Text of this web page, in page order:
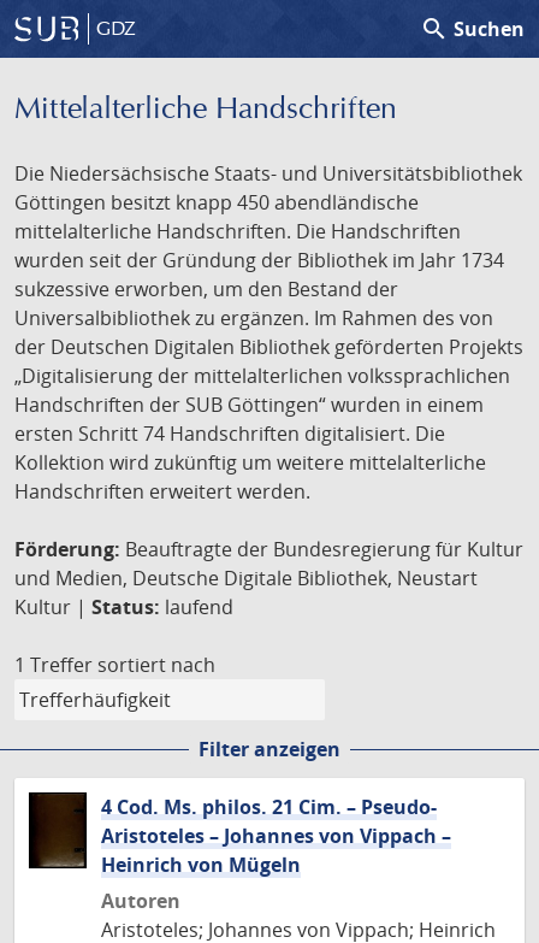
GDZ search Suchen
Mittelalterliche Handschriften
Die Niedersächsische Staats- und Universitätsbibliothek
Göttingen besitzt knapp 450 abendländische
mittelalterliche Handschriften. Die Handschriften
wurden seit der Gründung der Bibliothek im Jahr 1734
sukzessive erworben, um den Bestand der
Universalbibliothek zu ergänzen. Im Rahmen des von
der Deutschen Digitalen Bibliothek geförderten Projekts
„Digitalisierung der mittelalterlichen volkssprachlichen
Handschriften der SUB Göttingen“ wurden in einem
ersten Schritt 74 Handschriften digitalisiert. Die
Kollektion wird zukünftig um weitere mittelalterliche
Handschriften erweitert werden.
Förderung: Beauftragte der Bundesregierung für Kultur
und Medien, Deutsche Digitale Bibliothek, Neustart
Kultur | Status: laufend
1 Treffer sortiert nach
Filter anzeigen
4 Cod. Ms. philos. 21 Cim. – Pseudo-
Aristoteles – Johannes von Vippach –
Heinrich von Mügeln
Autoren
Aristoteles; Johannes von Vippach; Heinrich